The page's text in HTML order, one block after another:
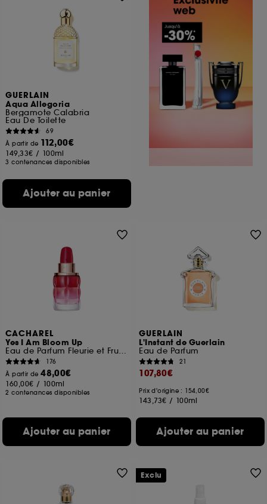
GUERLAIN
Aqua Allegoria
Bergamote Calabria
Eau De Toilette
69
À partir de 112,00€
149,33€ / 100ml
3 contenances disponibles
Ajouter au panier
CACHAREL
Yes I Am Bloom Up
Eau de Parfum Fleurie et Fruitée
176
À partir de48,00€
160,00€ / 100ml
2 contenances disponibles
Ajouter au panier
GUERLAIN
L'Instant de Guerlain
Eau de Parfum
21
107,80€
Prix d'origine : 154,00€
143,73€ / 100ml
Ajouter au panier
Exclu